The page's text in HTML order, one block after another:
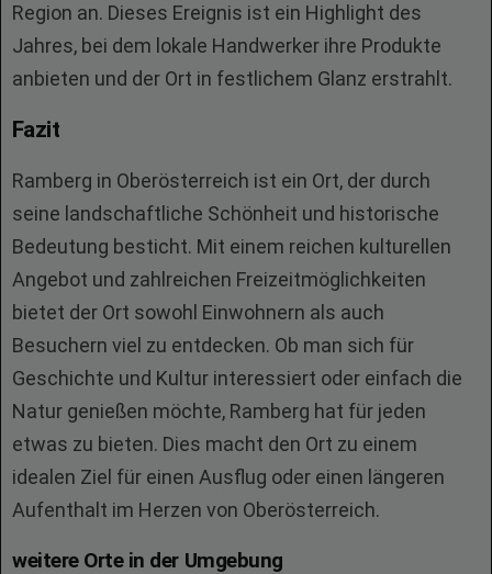
Region an. Dieses Ereignis ist ein Highlight des
Jahres, bei dem lokale Handwerker ihre Produkte
anbieten und der Ort in festlichem Glanz erstrahlt.
Fazit
Ramberg in Oberösterreich ist ein Ort, der durch
seine landschaftliche Schönheit und historische
Bedeutung besticht. Mit einem reichen kulturellen
Angebot und zahlreichen Freizeitmöglichkeiten
bietet der Ort sowohl Einwohnern als auch
Besuchern viel zu entdecken. Ob man sich für
Geschichte und Kultur interessiert oder einfach die
Natur genießen möchte, Ramberg hat für jeden
etwas zu bieten. Dies macht den Ort zu einem
idealen Ziel für einen Ausflug oder einen längeren
Aufenthalt im Herzen von Oberösterreich.
weitere Orte in der Umgebung